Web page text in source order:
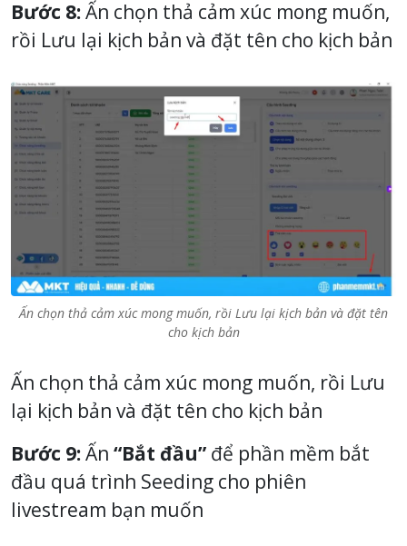
Bước 8:Ấn chọn thả cảm xúc mong muốn,
rồi Lưu lại kịch bản và đặt tên cho kịch bản
Ấn chọn thả cảm xúc mong muốn, rồi Lưu lại kịch bản và đặt tên
cho kịch bản
Ấn chọn thả cảm xúc mong muốn, rồi Lưu
lại kịch bản và đặt tên cho kịch bản
Bước 9:Ấn “Bắt đầu” để phần mềm bắt
đầu quá trình Seeding cho phiên
livestream bạn muốn